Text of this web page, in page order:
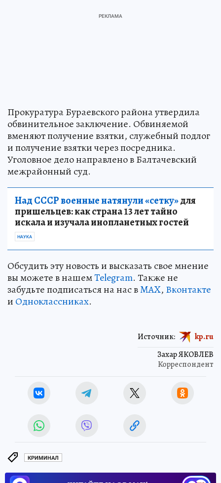
Прокуратура Бураевского района утвердила
обвинительное заключение. Обвиняемой
вменяют получение взятки, служебный подлог
и получение взятки через посредника.
Уголовное дело направлено в Балтачевский
межрайонный суд.
Над СССР военные натянули «сетку»для
пришельцев: как страна 13 лет тайно
искала и изучала инопланетных гостей
НАУКА
Обсудить эту новость и высказать свое мнение
вы можете в нашемTelegram. Также не
забудьте подписаться на нас вMAX, Вконтакте
и Одноклассниках.
Захар ЯКОВЛЕВ
Корреспондент
Источник: kp.ru
КРИМИНАЛ